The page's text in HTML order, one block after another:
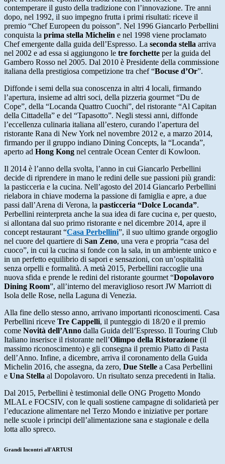
contemperare il gusto della tradizione con l’innovazione. Tre anni
dopo, nel 1992, il suo impegno frutta i primi risultati: riceve il
premio “Chef Europeen du poisson”. Nel 1996 Giancarlo Perbellini
conquista la prima stella Michelin e nel 1998 viene proclamato
Chef emergente dalla guida dell’Espresso. La seconda stella arriva
nel 2002 e ad essa si aggiungono le tre forchette per la guida del
Gambero Rosso nel 2005. Dal 2010 è Presidente della commissione
italiana della prestigiosa competizione tra chef “Bocuse d’Or”.
Diffonde i semi della sua conoscenza in altri 4 locali, firmando
l’apertura, insieme ad altri soci, della pizzeria gourmet “Du de
Cope”, della “Locanda Quattro Cuochi”, del ristorante “Al Capitan
della Cittadella” e del “Tapasotto”. Negli stessi anni, diffonde
l’eccellenza culinaria italiana all’estero, curando l’apertura del
ristorante Rana di New York nel novembre 2012 e, a marzo 2014,
firmando per il gruppo indiano Dining Concepts, la “Locanda”,
aperto ad Hong Kong nel centrale Ocean Center di Kowloon.
Il 2014 è l’anno della svolta, l’anno in cui Giancarlo Perbellini
decide di riprendere in mano le redini delle sue passioni più grandi:
la pasticceria e la cucina. Nell’agosto del 2014 Giancarlo Perbellini
rielabora in chiave moderna la passione di famiglia e apre, a due
passi dall’Arena di Verona, la pasticceria “Dolce Locanda”.
Perbellini reinterpreta anche la sua idea di fare cucina e, per questo,
si allontana dal suo primo ristorante e nel dicembre 2014, apre il
concept restaurant “Casa Perbellini”, il suo ultimo grande orgoglio
nel cuore del quartiere di San Zeno, una vera e propria “casa del
cuoco”, in cui la cucina si fonde con la sala, in un ambiente unico e
in un perfetto equilibrio di sapori e sensazioni, con un’ospitalità
senza orpelli e formalità. A metà 2015, Perbellini raccoglie una
nuova sfida e prende le redini del ristorante gourmet “Dopolavoro
Dining Room”, all’interno del meraviglioso resort JW Marriott di
Isola delle Rose, nella Laguna di Venezia.
Alla fine dello stesso anno, arrivano importanti riconoscimenti. Casa
Perbellini riceve Tre Cappelli, il punteggio di 18/20 e il premio
come Novità dell’Anno dalla Guida dell’Espresso. Il Touring Club
Italiano inserisce il ristorante nell’Olimpo della Ristorazione (il
massimo riconoscimento) e gli consegna il premio Piatto di Pasta
dell’Anno. Infine, a dicembre, arriva il coronamento della Guida
Michelin 2016, che assegna, da zero, Due Stelle a Casa Perbellini
e Una Stella al Dopolavoro. Un risultato senza precedenti in Italia.
Dal 2015, Perbellini è testimonial delle ONG Progetto Mondo
MLAL e FOCSIV, con le quali sostiene campagne di solidarietà per
l’educazione alimentare nel Terzo Mondo e iniziative per portare
nelle scuole i principi dell’alimentazione sana e stagionale e della
lotta allo spreco.
Grandi Incontri all'ARTUSI